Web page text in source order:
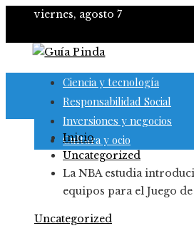
viernes, agosto 7
Ciencia y tecnología
Responsabilidad Social
Inversiones y negocios
Cultura y ocio
Inicio
Uncategorized
La NBA estudia
equipos para el Juego
Uncategorized